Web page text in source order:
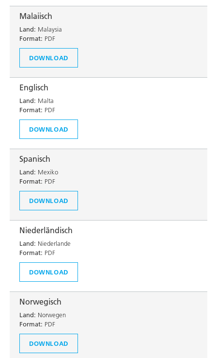
Malaiisch
Land: Malaysia
Format: PDF
DOWNLOAD
Englisch
Land: Malta
Format: PDF
DOWNLOAD
Spanisch
Land: Mexiko
Format: PDF
DOWNLOAD
Niederländisch
Land: Niederlande
Format: PDF
DOWNLOAD
Norwegisch
Land: Norwegen
Format: PDF
DOWNLOAD